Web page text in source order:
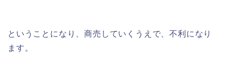
ということになり、商売していくうえで、不利になり
ます。